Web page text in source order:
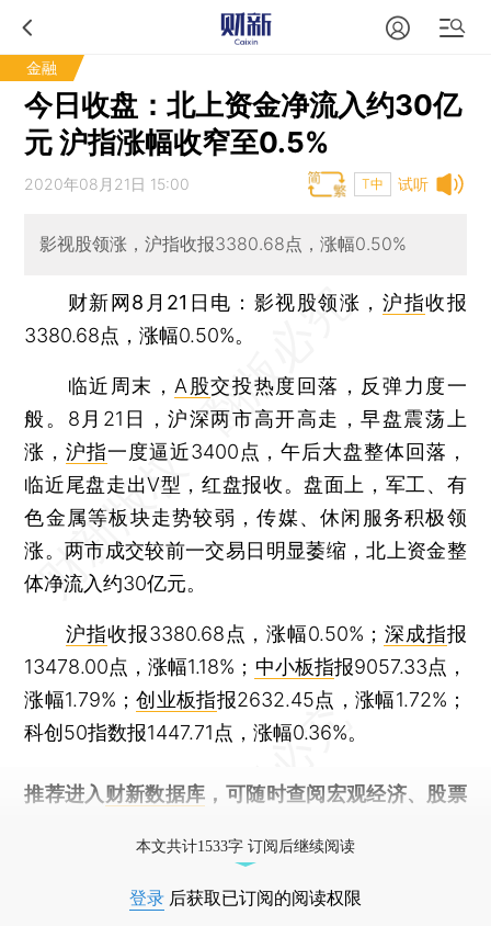
金融
今日收盘：北上资金净流入约30亿
元 沪指涨幅收窄至0.5%
试听
2020年08月21日 15:00 T中
影视股领涨，沪指收报3380.68点，涨幅0.50%
财新网8月21日电 ：影视股领涨， 沪指收报
3380.68点，涨幅0.50%。
临近周末， A股交投热度回落，反弹力度一
般。8月21日，沪深两市高开高走，早盘震荡上
涨，沪指一度逼近3400点，午后大盘整体回落，
临近尾盘走出V型，红盘报收。盘面上，军工、有
色金属等板块走势较弱，传媒、休闲服务积极领
涨。两市成交较前一交易日明显萎缩，北上资金整
体净流入约30亿元。
沪指收报3380.68点，涨幅0.50%； 深成指报
13478.00点，涨幅1.18%； 中小板指报9057.33点，
涨幅1.79%；创业板指报2632.45点，涨幅1.72%；
科创50指数报1447.71点，涨幅0.36%。
推荐进入 财新数据库 ，可随时查阅宏观经济、股票
本文共计1533字 订阅后继续阅读
登录 后获取已订阅的阅读权限